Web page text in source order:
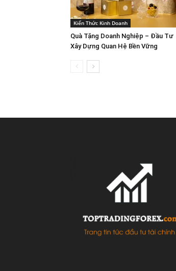
Kiến Thức Kinh Doanh
Quà Tặng Doanh Nghiệp – Đầu Tư
Xây Dựng Quan Hệ Bền Vững